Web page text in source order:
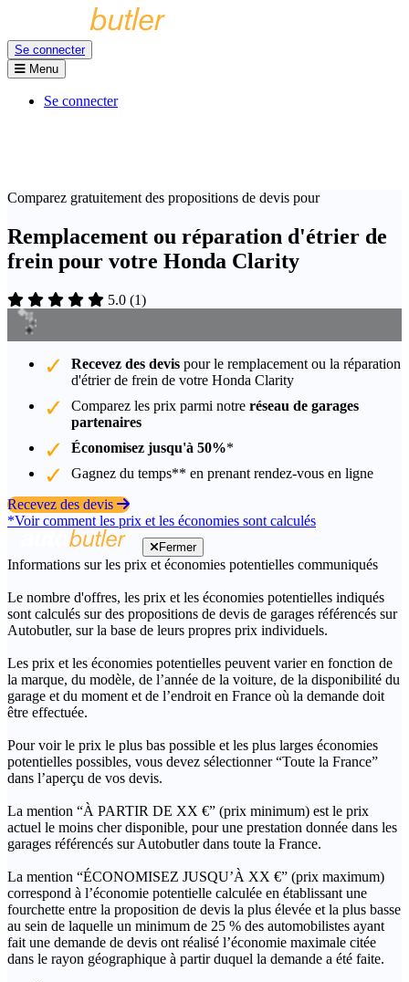
Se connecter
Menu
Se connecter
Comparez gratuitement des propositions de devis pour
Remplacement ou réparation d'étrier de
frein pour votre Honda Clarity
5.0 (1)
Recevez des devis pour le remplacement ou la réparation
d'étrier de frein de votre Honda Clarity
Comparez les prix parmi notre réseau de garages
partenaires
Économisez jusqu'à 50%*
Gagnez du temps** en prenant rendez-vous en ligne
Recevez des devis
*Voir comment les prix et les économies sont calculés
Fermer
Informations sur les prix et économies potentielles communiqués
Le nombre d'offres, les prix et les économies potentielles indiqués
sont calculés sur des propositions de devis de garages référencés sur
Autobutler, sur la base de leurs propres prix individuels.
Les prix et les économies potentielles peuvent varier en fonction de
la marque, du modèle, de l’année de la voiture, de la disponibilité du
garage et du moment et de l’endroit en France où la demande doit
être effectuée.
Pour voir le prix le plus bas possible et les plus larges économies
potentielles possibles, vous devez sélectionner “Toute la France”
dans l’aperçu de vos devis.
La mention “À PARTIR DE XX €” (prix minimum) est le prix
actuel le moins cher disponible, pour une prestation donnée dans les
garages référencés sur Autobutler dans toute la France.
La mention “ÉCONOMISEZ JUSQU’À XX €” (prix maximum)
correspond à l’économie potentielle calculée en établissant une
fourchette entre la proposition de devis la plus élevée et la plus basse
au sein de laquelle un minimum de 25 % des automobilistes ayant
fait une demande de devis ont réalisé l’économie maximale citée
dans le rayon géographique à partir duquel la demande a été faite.